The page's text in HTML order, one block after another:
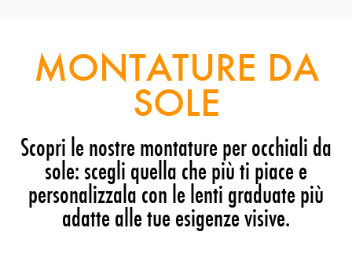
MONTATURE DA
SOLE
Scopri le nostre montature per occhiali da
sole: scegli quella che più ti piace e
personalizzala con le lenti graduate più
adatte alle tue esigenze visive.